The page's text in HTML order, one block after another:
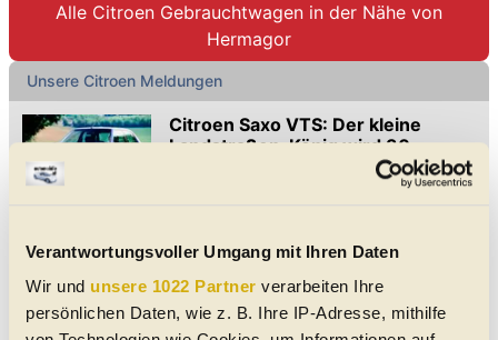
Verantwortungsvoller Umgang mit Ihren Daten
Wir und unsere 1022 Partner verarbeiten Ihre
persönlichen Daten, wie z. B. Ihre IP-Adresse, mithilfe
Alle Citroen Gebrauchtwagen in der Nähe von
Hermagor
Unsere Citroen Meldungen
Citroen Saxo VTS: Der kleine
Landstraßen-König wird 30
120 PS auf 935 Kilo, Kurvengier und
puristischer Fahrspaß – der Saxo VTS
Was ihn auszeichnete.
Ente à l’Orange: Ein besonderer
Citroen wird 50 Jahre alt
Das Sondermodell "Spot" von 1976 ist